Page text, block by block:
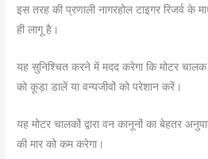
इस तरह की प्रणाली नागरहोल टाइगर रिजर्व
ही लागू है।
यह सुनिश्चित करने में मदद करेगा कि मोटर
को कूड़ा डालें या वन्यजीवों को परेशान करें।
यह मोटर चालकों द्वारा वन कानूनों का बेहतर
की मार को कम करेगा।